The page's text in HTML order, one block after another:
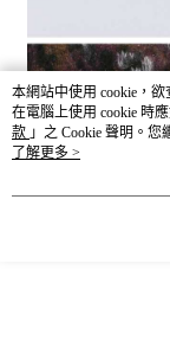
本網站中使用 cookie，
在電腦上使用 cookie 時
款 」之 Cookie 聲明。
之 Cookie 聲明使用 cookie
了解更多 >